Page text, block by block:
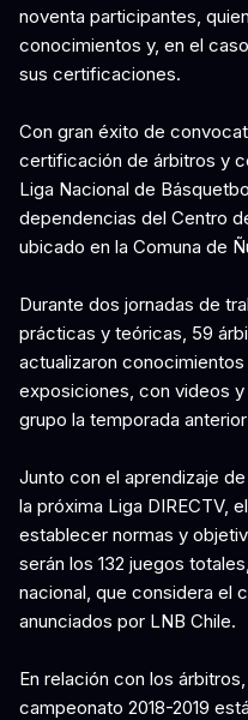
noventa participantes,
conocimientos y, en el
sus certificaciones.
Con gran éxito de
certificación de árbitros y
Liga Nacional de
dependencias del Centro
ubicado en la Comuna de
Durante dos jornadas de
prácticas y teóricas, 59
actualizaron
exposiciones, con videos
grupo la temporada
Junto con el aprendizaje
la próxima Liga DIRECTV,
establecer normas y
serán los 132 juegos
nacional, que considera el
anunciados por LNB Chile.
En relación con los
campeonato 2018-2019